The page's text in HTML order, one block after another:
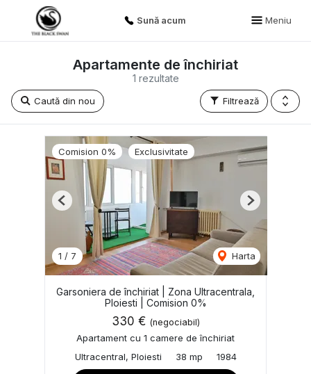
Sună acum Meniu
1 rezultate
Apartamente de închiriat
Filtrează
Caută din nou
Comision 0% Exclusivitate
1 / 7 Harta
Previous Next
Garsoniera de închiriat | Zona Ultracentrala,
Ploiesti | Comision 0%
330 € (negociabil)
Apartament cu 1 camere de închiriat
Ultracentral, Ploiesti
38 mp 1984